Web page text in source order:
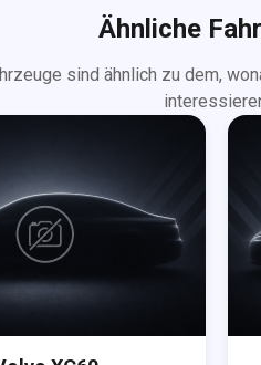
Ähnliche
sind ähnlich zu dem,